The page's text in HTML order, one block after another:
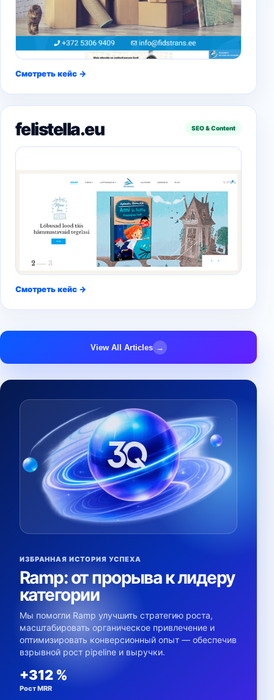
Смотреть кейс →
felistella.eu SEO & Content
Смотреть кейс →
View All Articles →
ИЗБРАННАЯ ИСТОРИЯ УСПЕХА
Ramp: от прорыва к лидеру
категории
Мы помогли Ramp улучшить стратегию роста,
масштабировать органическое привлечение и
оптимизировать конверсионный опыт — обеспечив
взрывной рост pipeline и выручки.
+312 %
Рост MRR